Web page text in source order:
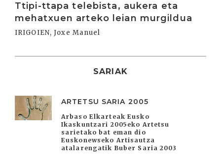
Ttipi-ttapa telebista, aukera eta
mehatxuen arteko leian murgildua
IRIGOIEN, Joxe Manuel
SARIAK
ARTETSU SARIA 2005
Arbaso Elkarteak Eusko
Ikaskuntzari 2005eko Artetsu
sarietako bat eman dio
Euskonewseko Artisautza
atalarengatik Buber Saria 2003